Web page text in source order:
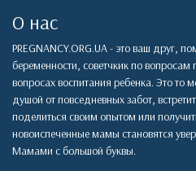
О нас
PREGNANCY.ORG.UA - это ваш друг,
беременности, советчкик по
вопросах воспитания ребенка. Это то
душой от повседневных забот,
поделиться своим опытом или
новоиспеченные мамы становятся
Мамами с большой буквы.